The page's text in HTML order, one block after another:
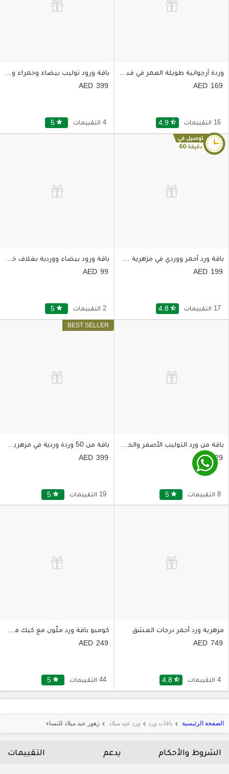
وردة أرجوانية طويلة العمر في قبة زجاجية
169
4.9 star_half 16 التقييمات
باقة ورود توليب بيضاء وحمراء وصفراء وأورانج ووردية
399
5 star 4 التقييمات
199
4.8 star_half 17 التقييمات
باقة ورود بيضاء ووردية بغلاف خلاب
99
5 star 2 التقييمات
باقة من ورد التوليب الأصفر والخوخي والأحمر
329
5 star 8 التقييمات
باقة من 50 وردة وردية في مزهرية زجاجية رائعة
399
5 star 19 التقييمات
مزهرية ورد أحمر درجات العشق
749
4.8 star_half 4 التقييمات
كومبو باقة ورد ملّون مع كيك فدج شهي
249
5 star 44 التقييمات
الصفحة الرئيسية keyboard_arrow_left باقات ورد keyboard_arrow_left ورد عيد ميلاد keyboard_arrow_left زهور عيد ميلاد للنساء
الشروط والأحكام يدعم التقييمات